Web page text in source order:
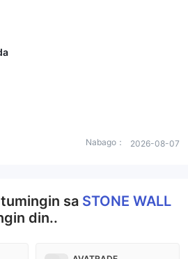
Nabago： 2026-08-07
sa STONE WALL
din..